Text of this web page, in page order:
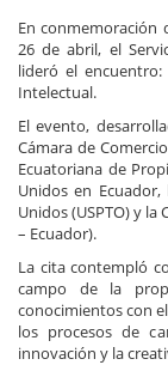
En conmemoración
26 de abril, el
lideró el
Intelectual.
El evento,
Cámara de
Ecuatoriana de
Unidos en
Unidos (USPTO) y
– Ecuador).
La cita contempló
campo de la
conocimientos con
los procesos de
innovación y la